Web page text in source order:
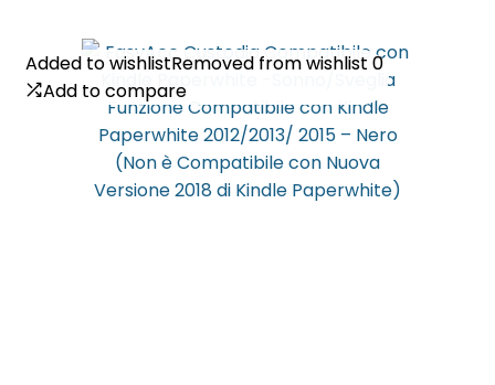
Added to wishlistRemoved from wishlist 0
Add to compare
Added to wishlistRemoved from wishlist 0
Add to compare